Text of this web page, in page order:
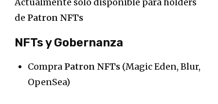
Actualmente solo disponible para holders
de Patron NFTs
NFTs y Gobernanza
Compra Patron NFTs (Magic Eden, Blur,
OpenSea)